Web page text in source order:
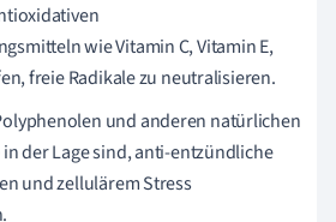
wie Vitamin C, Vitamin E,
freie Radikale zu neutralisieren.
und anderen natürlichen
der Lage sind, anti-entzündliche
und zellulärem Stress